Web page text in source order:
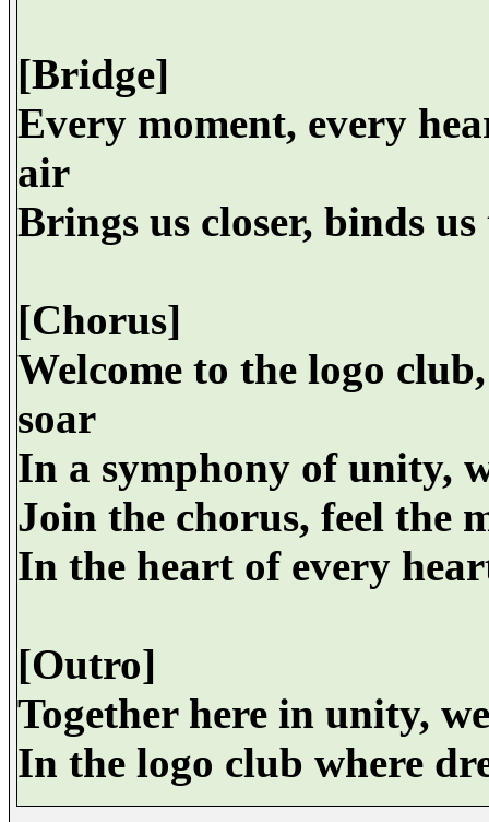
[Bridge]
Every moment, every
air
Brings us closer, binds
[Chorus]
Welcome to the logo
soar
In a symphony of unity,
Join the chorus, feel the
In the heart of every
[Outro]
Together here in unity,
In the logo club where